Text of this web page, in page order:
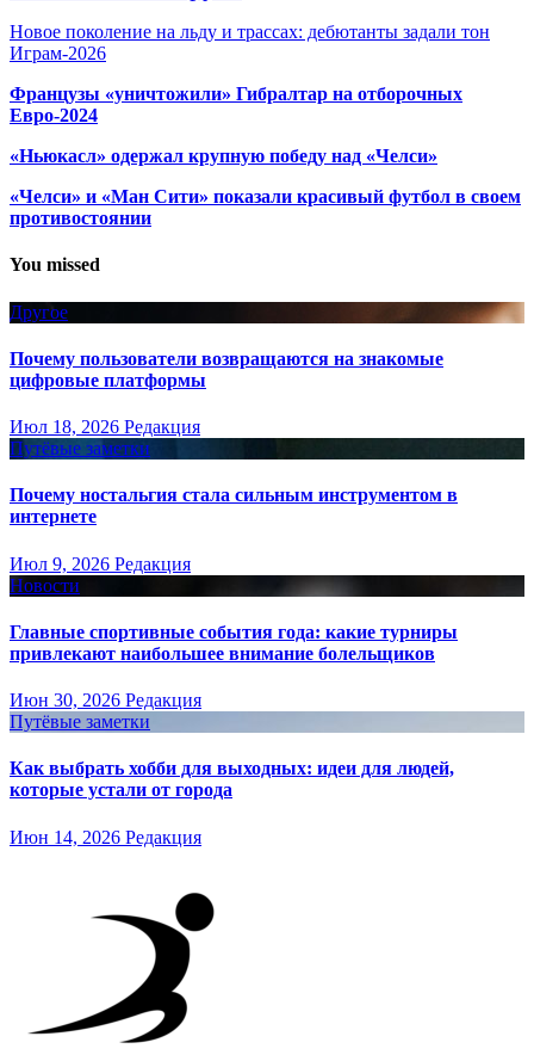
Новое поколение на льду и трассах: дебютанты задали тон
Играм-2026
Французы «уничтожили» Гибралтар на отборочных
Евро-2024
«Ньюкасл» одержал крупную победу над «Челси»
«Челси» и «Ман Сити» показали красивый футбол в своем
противостоянии
You missed
Другое
Почему пользователи возвращаются на знакомые
цифровые платформы
Июл 18, 2026 Редакция
Путёвые заметки
Почему ностальгия стала сильным инструментом в
интернете
Июл 9, 2026 Редакция
Новости
Главные спортивные события года: какие турниры
привлекают наибольшее внимание болельщиков
Июн 30, 2026 Редакция
Путёвые заметки
Как выбрать хобби для выходных: идеи для людей,
которые устали от города
Июн 14, 2026 Редакция